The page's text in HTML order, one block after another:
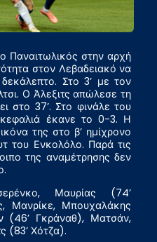
Παναιτωλικός στην αρχή
στον Λεβαδειακό να
Στο 3’ με τον
Ο Άλεξιτς απώλεσε τη
στο 37’. Στο φινάλε του
έκανε το 0-3. Η
της στο β’ ημίχρονο
του Ενκολόλο. Παρά τις
της αναμέτρησης δεν
Μαυρίας (74’
Μανρίκε, Μπουχαλάκης
(46’ Γκράναθ), Ματσάν,
(83’ Χότζα).